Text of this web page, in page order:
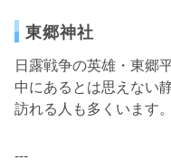
東郷神社
日露戦争の英雄・東郷
中にあるとは思えない
訪れる人も多くいます。
---